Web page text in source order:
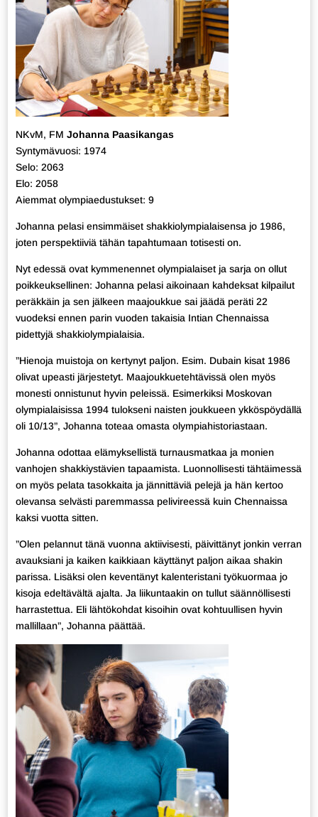
NKvM, FM Johanna Paasikangas
Syntymävuosi: 1974
Selo: 2063
Elo: 2058
Aiemmat olympiaedustukset: 9
Johanna pelasi ensimmäiset shakkiolympialaisensa jo 1986,
joten perspektiiviä tähän tapahtumaan totisesti on.
Nyt edessä ovat kymmenennet olympialaiset ja sarja on ollut
poikkeuksellinen: Johanna pelasi aikoinaan kahdeksat kilpailut
peräkkäin ja sen jälkeen maajoukkue sai jäädä peräti 22
vuodeksi ennen parin vuoden takaisia Intian Chennaissa
pidettyjä shakkiolympialaisia.
”Hienoja muistoja on kertynyt paljon. Esim. Dubain kisat 1986
olivat upeasti järjestetyt. Maajoukkuetehtävissä olen myös
monesti onnistunut hyvin peleissä. Esimerkiksi Moskovan
olympialaisissa 1994 tulokseni naisten joukkueen ykköspöydällä
oli 10/13”, Johanna toteaa omasta olympiahistoriastaan.
Johanna odottaa elämyksellistä turnausmatkaa ja monien
vanhojen shakkiystävien tapaamista. Luonnollisesti tähtäimessä
on myös pelata tasokkaita ja jännittäviä pelejä ja hän kertoo
olevansa selvästi paremmassa pelivireessä kuin Chennaissa
kaksi vuotta sitten.
”Olen pelannut tänä vuonna aktiivisesti, päivittänyt jonkin verran
avauksiani ja kaiken kaikkiaan käyttänyt paljon aikaa shakin
parissa. Lisäksi olen keventänyt kalenteristani työkuormaa jo
kisoja edeltävältä ajalta. Ja liikuntaakin on tullut säännöllisesti
harrastettua. Eli lähtökohdat kisoihin ovat kohtuullisen hyvin
mallillaan”, Johanna päättää.